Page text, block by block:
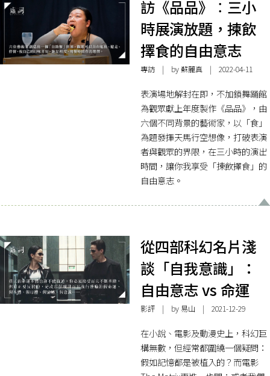
訪《品品》︰三小
時展演放題，揀飲
擇食的自由意志
專訪| by 蘇麗真 | 2022-04-11
表演場地解封在即，不加鎖舞踊館
為觀眾獻上年度製作《品品》，由
六個不同背景的藝術家，以「食」
為題發揮天馬行空想像，打破表演
者與觀眾的界限，在三小時的演出
時間，讓你我享受「揀飲擇食」的
自由意志。
從四部科幻名片淺
談「自我意識」：
自由意志 vs 命運
影評| by 易山 | 2021-12-29
在小說、電影及動漫史上，科幻巨
構無數，但經常都圍繞一個疑問：
假如記憶都是被植入的？而電影